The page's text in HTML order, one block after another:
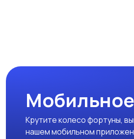
Крутите колесо фортуны,
нашем мобильном